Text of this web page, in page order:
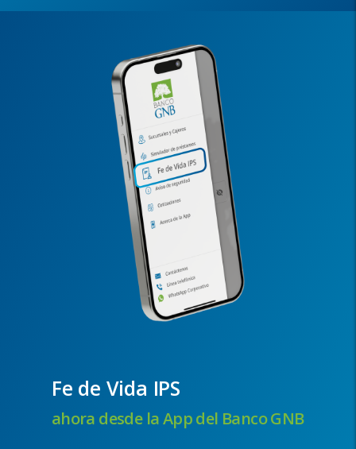
Fe de Vida IPS
ahora desde la App del Banco GNB